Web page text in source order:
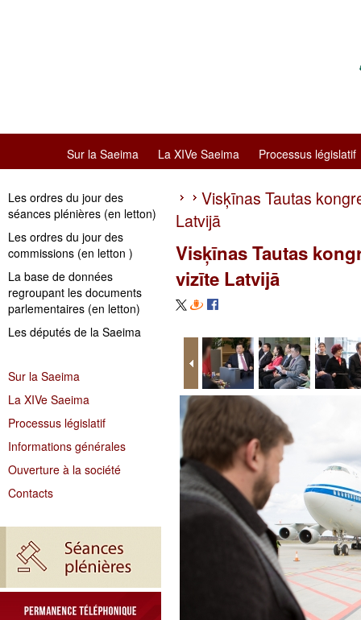
Sur la Saeima La XIVe Saeima Processus législatif
Les ordres du jour des
séances plénières (en letton)
Les ordres du jour des
commissions (en letton )
La base de données
regroupant les documents
parlementaires (en letton)
Les députés de la Saeima
Sur la Saeima
La XIVe Saeima
Processus législatif
Informations générales
Ouverture à la société
Contacts
Visķīnas Tautas
Latvijā
Visķīnas Tautas
vizīte Latvijā